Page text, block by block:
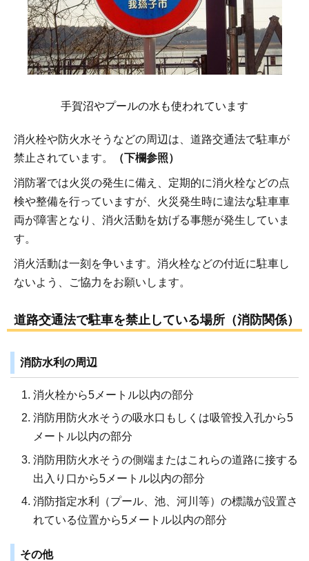
手賀沼やプールの水も使われています
消火栓や防火水そうなどの周辺は、道路交通法で駐車が
禁止されています。
（下欄参照）
消防署では火災の発生に備え、定期的に消火栓などの点
検や整備を行っていますが、火災発生時に違法な駐車車
両が障害となり、消火活動を妨げる事態が発生していま
す。
消火活動は一刻を争います。消火栓などの付近に駐車し
ないよう、ご協力をお願いします。
道路交通法で駐車を禁止している場所（消防関係）
消防水利の周辺
消火栓から5メートル以内の部分
消防用防火水そうの吸水口もしくは吸管投入孔から5
メートル以内の部分
消防用防火水そうの側端またはこれらの道路に接する
出入り口から5メートル以内の部分
消防指定水利（プール、池、河川等）の標識が設置さ
れている位置から5メートル以内の部分
その他